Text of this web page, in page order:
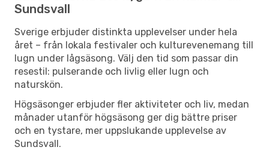
Sundsvall
Sverige erbjuder distinkta upplevelser under hela
året – från lokala festivaler och kulturevenemang till
lugn under lågsäsong. Välj den tid som passar din
resestil: pulserande och livlig eller lugn och
naturskön.
Högsäsonger erbjuder fler aktiviteter och liv, medan
månader utanför högsäsong ger dig bättre priser
och en tystare, mer uppslukande upplevelse av
Sundsvall.